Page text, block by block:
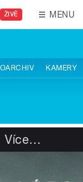
ŽIVĚ MENU
KAMERY
Více…